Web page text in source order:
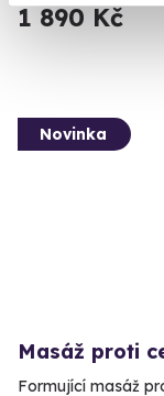
1 890 Kč
Novinka
Masáž proti
Formující masáž